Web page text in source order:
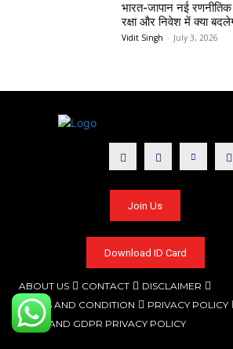
भारत-जापान नई
रक्षा और निवेश में क्या
Vidit Singh - July 3, 2026
Join Us
Download ID Card
ABOUT US CONTACT
DISCLAIMER
TERMS AND CONDITION
PRIVACY POLICY
CCPA AND GDPR PRIVACY POLICY